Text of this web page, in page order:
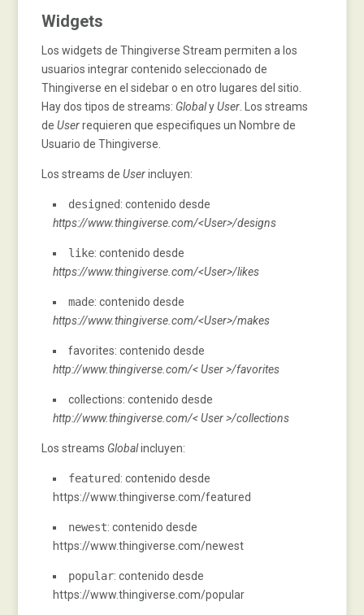
Widgets
Los widgets de Thingiverse Stream permiten a los
usuarios integrar contenido seleccionado de
Thingiverse en el sidebar o en otro lugares del sitio.
Hay dos tipos de streams: GlobalyUser . Los streams
deUserrequieren que especifiques un Nombre de
Usuario de Thingiverse.
Los streams deUserincluyen:
designed: contenido desde
https://www.thingiverse.com/<User>/designs
like: contenido desde
https://www.thingiverse.com/<User>/likes
made: contenido desde
https://www.thingiverse.com/<User>/makes
favorites: contenido desde
http://www.thingiverse.com/< User >/favorites
collections: contenido desde
http://www.thingiverse.com/< User >/collections
Los streams Globalincluyen:
featured: contenido desde
https://www.thingiverse.com/featured
newest: contenido desde
https://www.thingiverse.com/newest
popular: contenido desde
https://www.thingiverse.com/popular